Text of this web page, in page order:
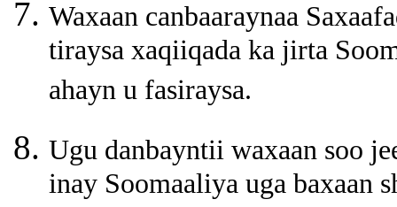
Waxaan canbaaraynaa
tiraysa xaqiiqada ka jirta
ahayn u fasiraysa.
Ugu danbayntii waxaan soo
inay Soomaaliya uga baxaan